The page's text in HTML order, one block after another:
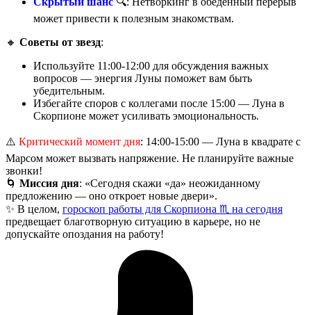
может привести к полезным знакомствам.
🔸 Советы от звезд:
Используйте 11:00-12:00 для обсуждения важных
вопросов — энергия Луны поможет вам быть
убедительным.
Избегайте споров с коллегами после 15:00 — Луна в
Скорпионе может усиливать эмоциональность.
⚠️ Критический момент дня: 14:00-15:00 — Луна в квадрате с
Марсом может вызвать напряжение. Не планируйте важные
звонки!
🌀 Миссия дня: «Сегодня скажи «да» неожиданному
предложению — оно откроет новые двери».
✨ В целом, гороскоп работы для Скорпиона ♏ на сегодня
предвещает благотворную ситуацию в карьере, но не
допускайте опоздания на работу!